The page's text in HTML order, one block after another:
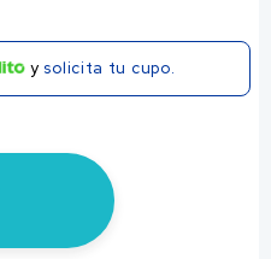
y solicita tu cupo.